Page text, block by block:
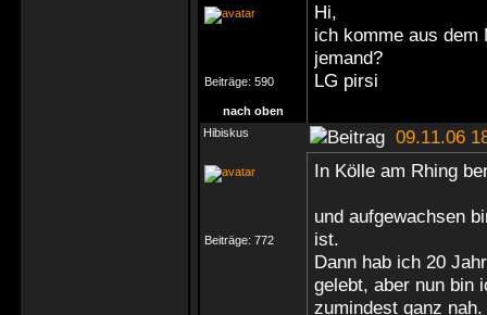
Beiträge: 590
Hi,
ich komme aus dem
jemand?
LG pirsi
nach oben
Hibiskus
09.11.06
Beiträge: 772
In Kölle am Rhing
und aufgewachsen
ist.
Dann hab ich 20
gelebt, aber nun bin
zumindest ganz nah.